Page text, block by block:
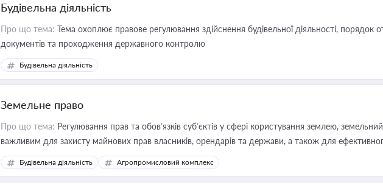
Будівельна діяльність
Про що тема: Тема охоплює правове регулювання здійснення будівельної діяльності, порядок
документів та проходження державного контролю
Будівельна діяльність
Земельне право
Про що тема: Регулювання прав та обов’язків суб’єктів у сфері користування землею,
важливим для захисту майнових прав власників, орендарів та держави, а також для
ресурсами
Будівельна діяльність Агропромисловий комплекс